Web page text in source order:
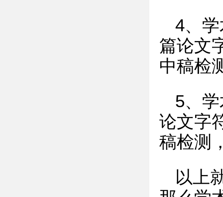
4、
篇论文
中稿检
5、
论文字
稿检测
以上